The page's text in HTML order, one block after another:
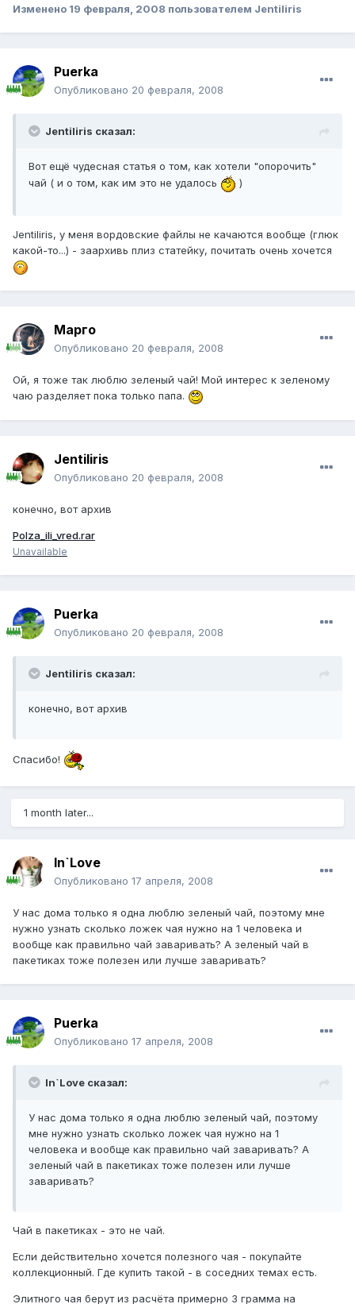
Изменено 19 февраля, 2008 пользователем Jentiliris
Puerka
Опубликовано 20 февраля, 2008
Jentiliris сказал:
Вот ещё чудесная статья о том, как хотели "опорочить"
чай ( и о том, как им это не удалось
)
Jentiliris, у меня вордовские файлы не качаются вообще (глюк
какой-то...) - заархивь плиз статейку, почитать очень хочется
Марго
Опубликовано 20 февраля, 2008
Ой, я тоже так люблю зеленый чай! Мой интерес к зеленому
чаю разделяет пока только папа.
Jentiliris
Опубликовано 20 февраля, 2008
конечно, вот архив
Polza_ili_vred.rar
Unavailable
Puerka
Опубликовано 20 февраля, 2008
Jentiliris сказал:
конечно, вот архив
Спасибо!
1 month later...
In`Love
Опубликовано 17 апреля, 2008
У нас дома только я одна люблю зеленый чай, поэтому мне
нужно узнать сколько ложек чая нужно на 1 человека и
вообще как правильно чай заваривать? А зеленый чай в
пакетиках тоже полезен или лучше заваривать?
Puerka
Опубликовано 17 апреля, 2008
In`Love сказал:
У нас дома только я одна люблю зеленый чай, поэтому
мне нужно узнать сколько ложек чая нужно на 1
человека и вообще как правильно чай заваривать? А
зеленый чай в пакетиках тоже полезен или лучше
заваривать?
Чай в пакетиках - это не чай.
Если действительно хочется полезного чая - покупайте
коллекционный. Где купить такой - в соседних темах есть.
Элитного чая берут из расчёта примерно 3 грамма на